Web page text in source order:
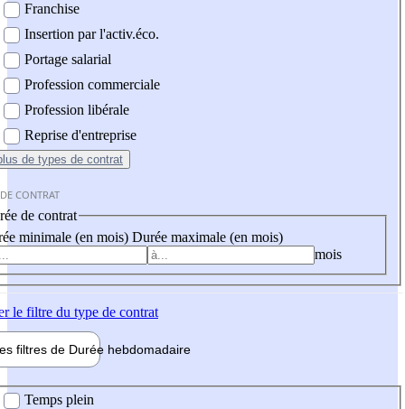
Franchise
Insertion par l'activ.éco.
Portage salarial
Profession commerciale
Profession libérale
Reprise d'entreprise
de types de contrat
CONTRAT
de contrat
minimale (en mois) Durée maximale (en mois)
mois
le filtre du type de contrat
filtres de Durée hebdomadaire
Temps plein